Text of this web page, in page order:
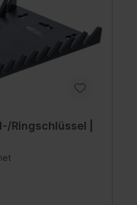
Ringschlüssel |